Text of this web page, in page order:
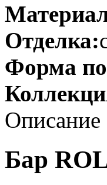
Отделка:
Форма
Описание
Бар